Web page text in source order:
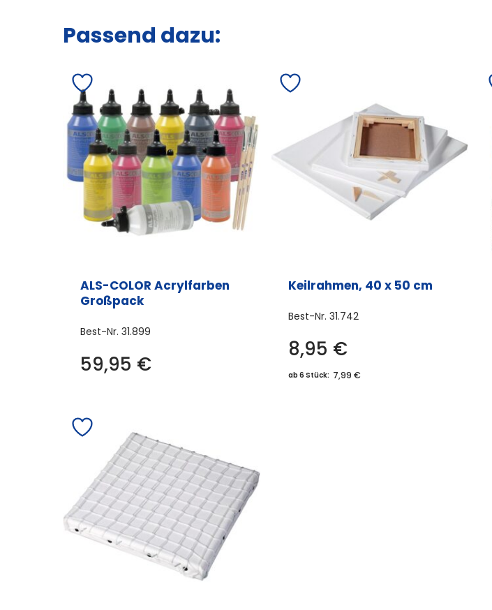
Passend dazu:
ALS-COLOR Acrylfarben
Großpack
Best-Nr. 31.899
59,95 €
Keilrahmen, 40 x 50 cm
Best-Nr.31.742
8,95 €
ab 6 Stück: 7,99 €